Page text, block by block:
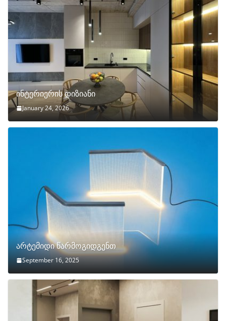
ინტერიერის დიზიანი
January 24, 2026
არტემიდი წარმოგიდგენთ
September 16, 2025